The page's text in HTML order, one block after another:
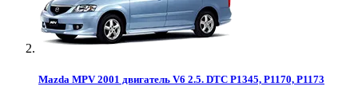
Mazda MPV 2001 двигатель V6 2.5. DTC P1345, P1170, P1173